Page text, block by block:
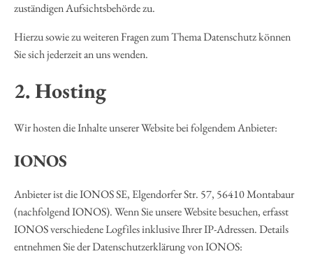
zuständigen Aufsichtsbehörde zu.
Hierzu sowie zu weiteren Fragen zum Thema Datenschutz können
Sie sich jederzeit an uns wenden.
2. Hosting
Wir hosten die Inhalte unserer Website bei folgendem Anbieter:
IONOS
Anbieter ist die IONOS SE, Elgendorfer Str. 57, 56410 Montabaur
(nachfolgend IONOS). Wenn Sie unsere Website besuchen, erfasst
IONOS verschiedene Logfiles inklusive Ihrer IP-Adressen. Details
entnehmen Sie der Datenschutzerklärung von IONOS: